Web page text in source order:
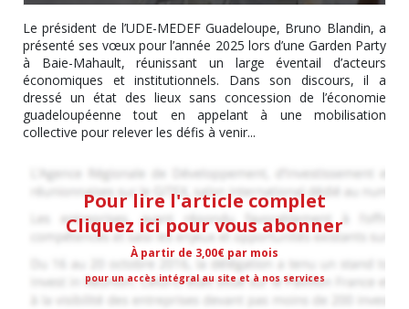
Le président de l’UDE-MEDEF Guadeloupe, Bruno Blandin, a
présenté ses vœux pour l’année 2025 lors d’une Garden Party
à Baie-Mahault, réunissant un large éventail d’acteurs
économiques et institutionnels. Dans son discours, il a
dressé un état des lieux sans concession de l’économie
guadeloupéenne tout en appelant à une mobilisation
collective pour relever les défis à venir...
Pour lire l'article complet
Cliquez ici pour vous abonner
À partir de 3,00€ par mois
pour un accès intégral au site et à nos services